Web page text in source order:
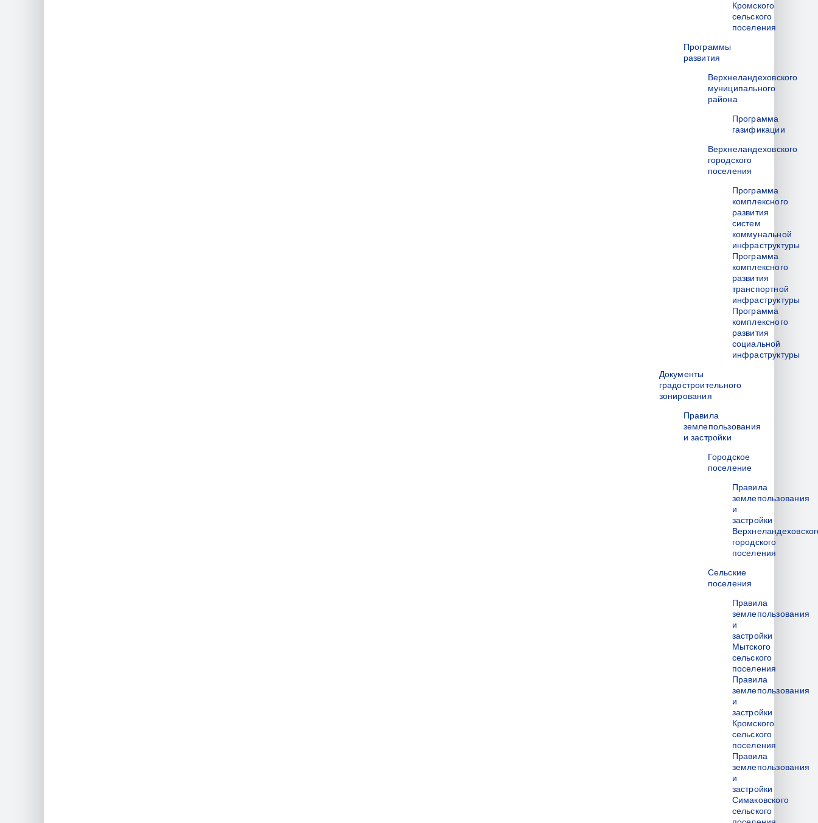
Кромского
сельского
поселения
Программы
развития
Верхнеландеховского
муниципального
района
Программа
газификации
Верхнеландеховского
городского
поселения
Программа
комплексного
развития
систем
коммунальной
инфраструктуры
Программа
комплексного
развития
транспортной
инфраструктуры
Программа
комплексного
развития
социальной
инфраструктуры
Документы
градостроительного
зонирования
Правила
землепользования
и застройки
Городское
поселение
Правила
землепользования
и
застройки
городского
поселения
Сельские
поселения
Правила
землепользования
и
застройки
Мытского
сельского
поселения
Правила
землепользования
и
застройки
Кромского
сельского
поселения
Правила
землепользования
и
застройки
Симаковского
сельского